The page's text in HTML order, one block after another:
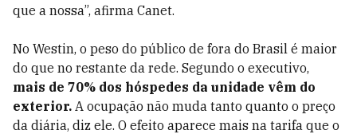
que a nossa”, afirma Canet.
No Westin, o peso do público de fora do Brasil é maior
do que no restante da rede. Segundo o executivo,
mais de 70% dos hóspedes da unidade vêm do
exterior. A ocupação não muda tanto quanto o preço
da diária, diz ele. O efeito aparece mais na tarifa que o